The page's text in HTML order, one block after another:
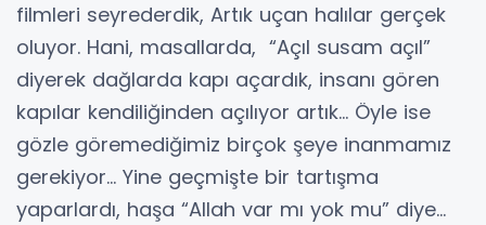
filmleri seyrederdik, Artık uçan halılar gerçek
oluyor. Hani, masallarda, “Açıl susam açıl”
diyerek dağlarda kapı açardık, insanı gören
kapılar kendiliğinden açılıyor artık… Öyle ise
gözle göremediğimiz birçok şeye inanmamız
gerekiyor… Yine geçmişte bir tartışma
yaparlardı, haşa “Allah var mı yok mu” diye…